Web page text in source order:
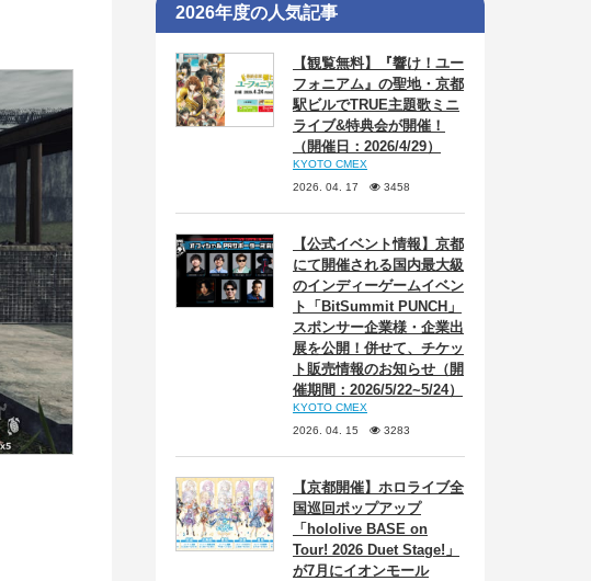
2026年度の人気記事
【観覧無料】『響け！ユー
フォニアム』の聖地・京都
駅ビルでTRUE主題歌ミニ
ライブ&特典会が開催！
（開催日：2026/4/29）
KYOTO CMEX
2026. 04. 17
3458
【公式イベント情報】京都
にて開催される国内最大級
のインディーゲームイベン
ト「BitSummit PUNCH」
スポンサー企業様・企業出
展を公開！併せて、チケッ
ト販売情報のお知らせ（開
催期間：2026/5/22~5/24）
KYOTO CMEX
2026. 04. 15
3283
【京都開催】ホロライブ全
国巡回ポップアップ
「hololive BASE on
Tour! 2026 Duet Stage!」
が7月にイオンモール